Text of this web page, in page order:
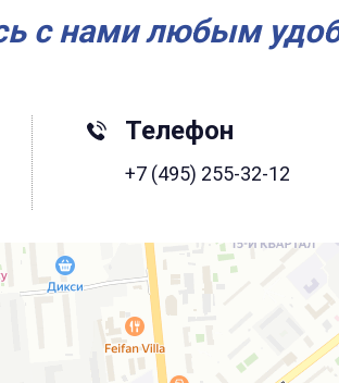
с нами любым
Телефон
+7 (495) 255-32-12